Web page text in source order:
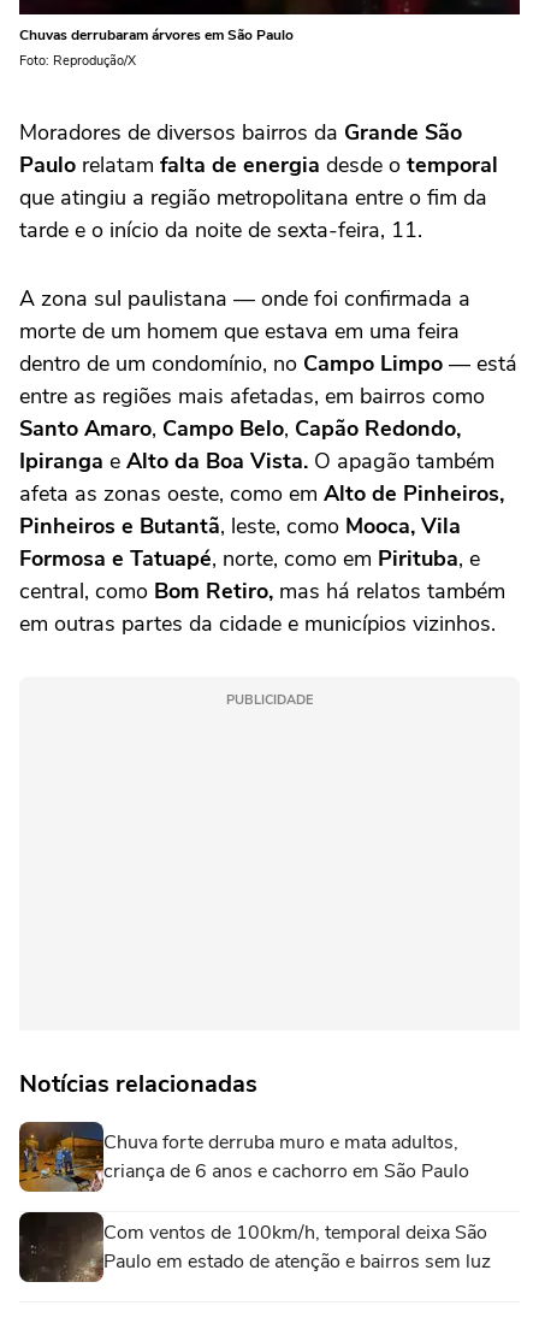
Chuvas derrubaram árvores em São Paulo
Foto: Reprodução/X
Moradores de diversos bairros da Grande São
Paulo relatam falta de energia desde o temporal
que atingiu a região metropolitana entre o fim da
tarde e o início da noite de sexta-feira, 11.
A zona sul paulistana — onde foi confirmada a
morte de um homem que estava em uma feira
dentro de um condomínio, no Campo Limpo — está
entre as regiões mais afetadas, em bairros como
Santo Amaro, Campo Belo, Capão Redondo,
Ipiranga e Alto da Boa Vista. O apagão também
afeta as zonas oeste, como em Alto de Pinheiros,
Pinheiros e Butantã, leste, como Mooca, Vila
Formosa e Tatuapé, norte, como em Pirituba, e
central, como Bom Retiro, mas há relatos também
em outras partes da cidade e municípios vizinhos.
PUBLICIDADE
Notícias relacionadas
Chuva forte derruba muro e mata adultos,
criança de 6 anos e cachorro em São Paulo
Com ventos de 100km/h, temporal deixa São
Paulo em estado de atenção e bairros sem luz